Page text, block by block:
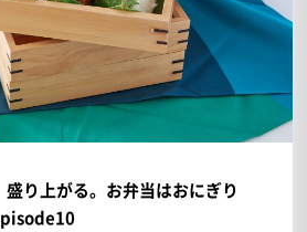
盛り上がる。お弁当はおにぎり